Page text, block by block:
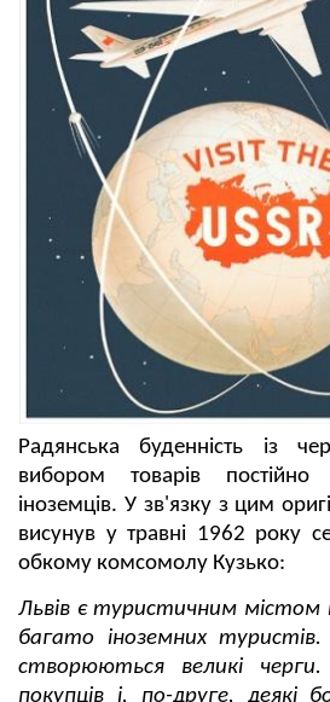
Радянська буденність із
вибором товарів постійно
іноземців. У зв'язку з цим
висунув у травні 1962 року
обкому комсомолу Кузько:
Львів є туристичним містом
багато іноземних туристів.
створюються великі
покупців і, по-друге, деякі